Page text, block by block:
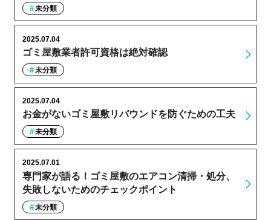
未分類
ゴミ屋敷業者許可資格は絶対確認
2025.07.04
未分類
お金がないゴミ屋敷リバウンドを防ぐための工夫
2025.07.04
未分類
専門家が語る！ゴミ屋敷のエアコン清掃・処分、
失敗しないためのチェックポイント
2025.07.01
未分類